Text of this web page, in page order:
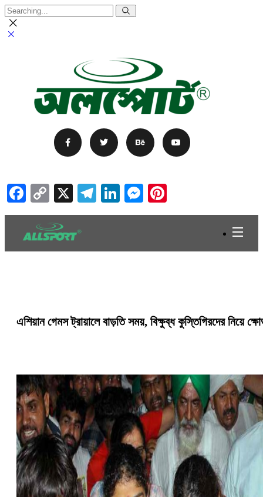
Facebook
Copy
Link
X Telegram
LinkedIn
Messenger
এশিয়ান গেমস ট্রায়ালে বাড়তি সময়, বিক্ষুব্ধ কুস্তিগিরদের নিয়ে